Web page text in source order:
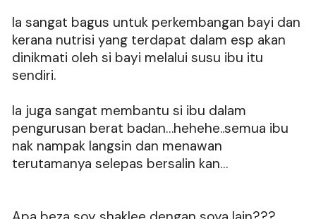
Ia sangat bagus untuk perkembangan bayi dan
kerana nutrisi yang terdapat dalam esp akan
dinikmati oleh si bayi melalui susu ibu itu
sendiri.
Ia juga sangat membantu si ibu dalam
pengurusan berat badan…hehehe..semua ibu
nak nampak langsin dan menawan
terutamanya selepas bersalin kan…